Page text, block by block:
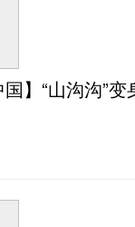
国】“山沟沟”